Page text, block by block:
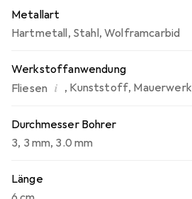
Metallart
Hartmetall, Stahl,Wolframcarbid
Werkstoffanwendung
Fliesen i , Kunststoff, Mauerwerk
Durchmesser Bohrer
3, 3 mm, 3.0 mm
Länge